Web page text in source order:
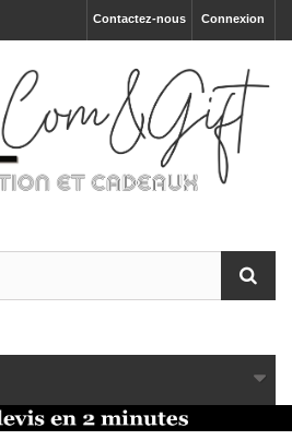
Connexion
Contactez-nous